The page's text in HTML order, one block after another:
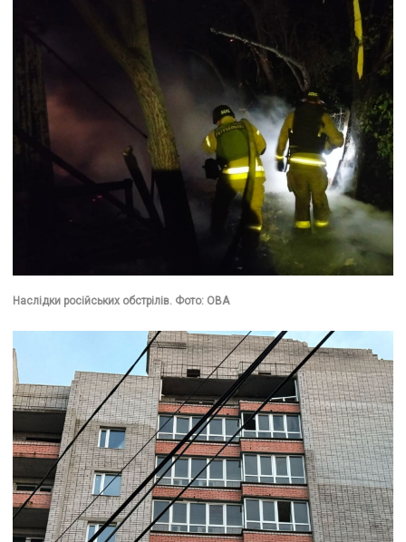
Наслідки російських обстрілів. Фото: ОВА